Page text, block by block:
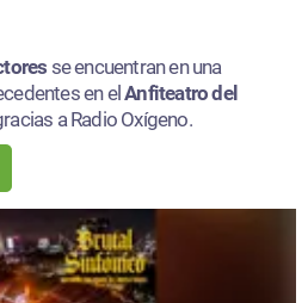
se encuentran en una
en elAnfiteatro del
a Radio Oxígeno.